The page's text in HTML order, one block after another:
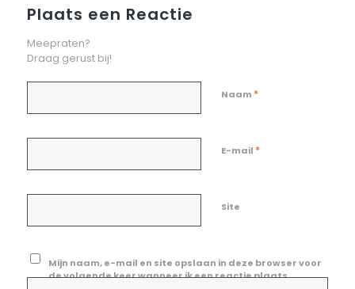
Plaats een Reactie
Meepraten?
Draag gerust bij!
Naam *
E-mail *
Site
Mijn naam, e-mail en site opslaan in deze browser voor
de volgende keer wanneer ik een reactie plaats.